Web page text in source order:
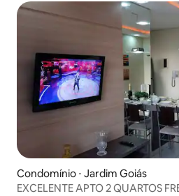
Condomínio ⋅ Jardim Goiás
EXCELENTE APTO 2 QUARTOS